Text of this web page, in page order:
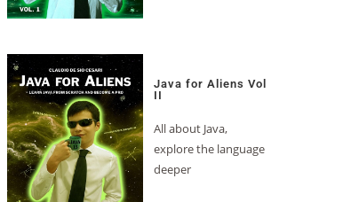
Java for Aliens Vol
II
All about Java,
explore the language
deeper